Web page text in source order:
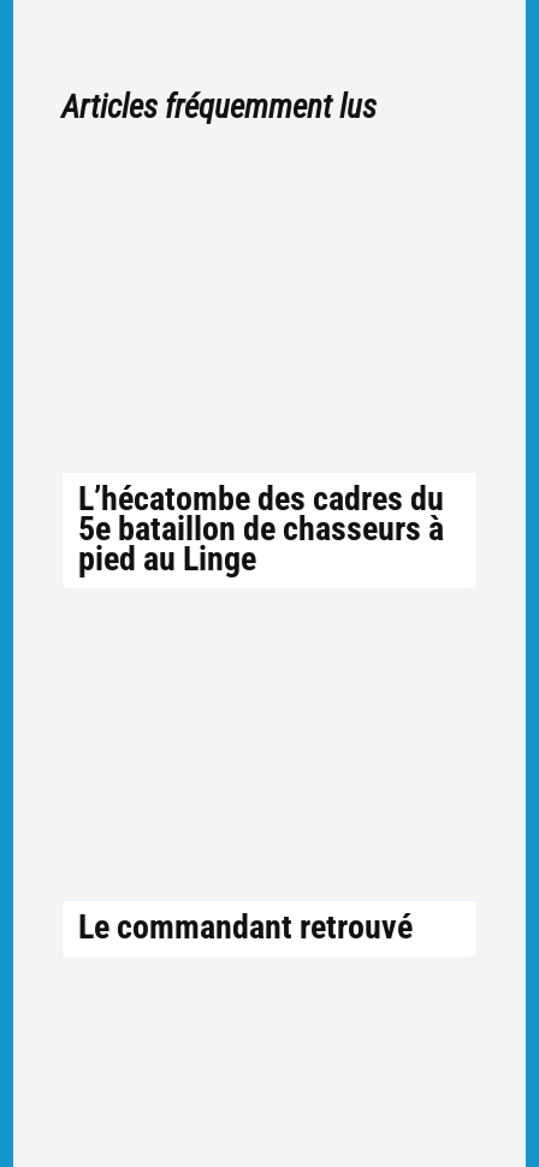
Articles fréquemment lus
L’hécatombe des cadres du
5e bataillon de chasseurs à
pied au Linge
Le commandant retrouvé